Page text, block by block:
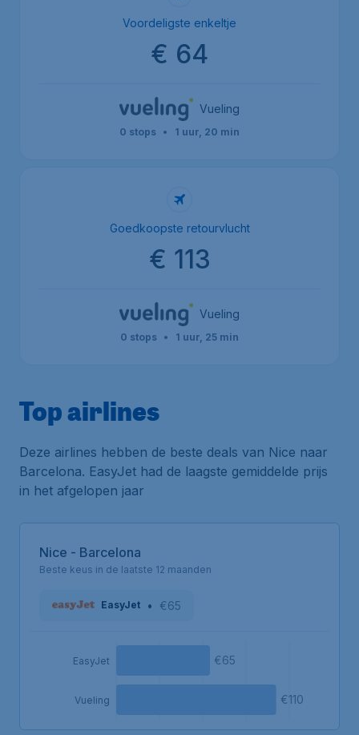
Voordeligste enkeltje
€ 64
Vueling
0 stops • 1 uur, 20 min
Goedkoopste retourvlucht
€ 113
Vueling
0 stops • 1 uur, 25 min
Top airlines
Deze airlines hebben de beste deals van Nice naar
Barcelona. EasyJet had de laagste gemiddelde prijs
in het afgelopen jaar
Nice - Barcelona
Beste keus in de laatste 12 maanden
EasyJet • €65
EasyJet
Vueling
€65
€110